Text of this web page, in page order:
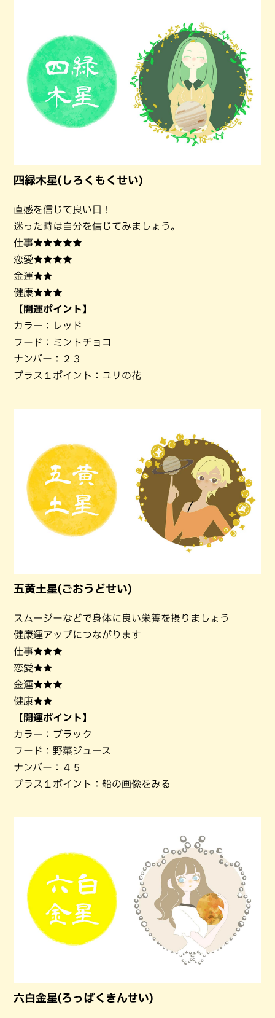
四緑木星(しろくもくせい)
直感を信じて良い日！
迷った時は自分を信じてみましょう。
仕事★★★★★
恋愛★★★★
金運★★
健康★★★
【開運ポイント】
カラー：レッド
フード：ミントチョコ
ナンバー：２３
プラス１ポイント：ユリの花
五黄土星(ごおうどせい)
スムージーなどで身体に良い栄養を摂りましょう
健康運アップにつながります
仕事★★★
恋愛★★
金運★★★
健康★★
【開運ポイント】
カラー：ブラック
フード：野菜ジュース
ナンバー：４５
プラス１ポイント：船の画像をみる
六白金星(ろっぱくきんせい)